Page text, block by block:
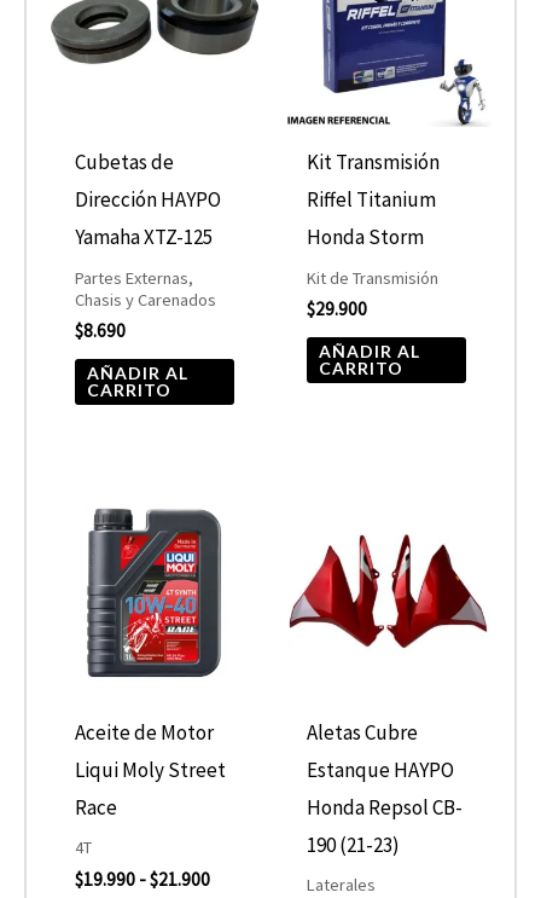
Cubetas de
Dirección HAYPO
Yamaha XTZ-125
Partes Externas,
Chasis y Carenados
$8.690
AÑADIR AL
CARRITO
Kit Transmisión
Riffel Titanium
Honda Storm
Kit de Transmisión
$29.900
AÑADIR AL
CARRITO
Aceite de Motor
Liqui Moly Street
Race
4T
$19.990 -$21.900
de
múltiples
opcionesAletas Cubre
Estanque HAYPO
Honda Repsol CB-
190 (21-23)
Laterales